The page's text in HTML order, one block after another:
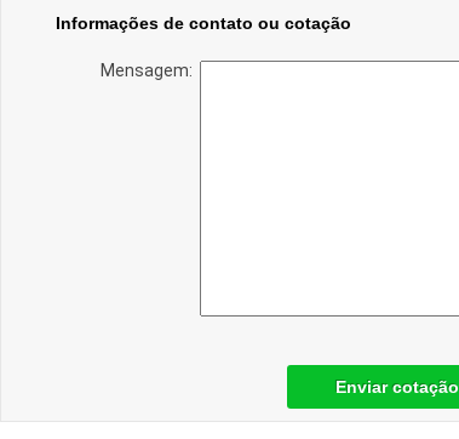
Informações de contato ou cotação
Mensagem:
Enviar cotação